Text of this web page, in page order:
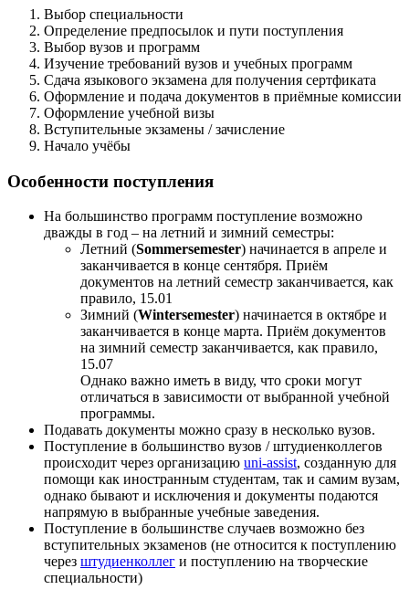
Выбор специальности
Определение предпосылок и пути поступления
Выбор вузов и программ
Изучение требований вузов и учебных программ
Сдача языкового экзамена для получения сертфиката
Оформление и подача документов в приёмные комиссии
Оформление учебной визы
Вступительные экзамены / зачисление
Начало учёбы
Особенности поступления
На большинство программ поступление возможно
дважды в год – на летний и зимний семестры:
Летний (Sommersemester) начинается в апреле и
заканчивается в конце сентября. Приём
документов на летний семестр заканчивается, как
правило, 15.01
Зимний (Wintersemester) начинается в октябре и
заканчивается в конце марта. Приём документов
на зимний семестр заканчивается, как правило,
15.07
Однако важно иметь в виду, что сроки могут
отличаться в зависимости от выбранной учебной
программы.
Подавать документы можно сразу в несколько вузов.
Поступление в большинство вузов / штудиенколлегов
происходит через организацию uni-assist, созданную для
помощи как иностранным студентам, так и самим вузам,
однако бывают и исключения и документы подаются
напрямую в выбранные учебные заведения.
Поступление в большинстве случаев возможно без
вступительных экзаменов (не относится к поступлению
через штудиенколлег и поступлению на творческие
специальности)